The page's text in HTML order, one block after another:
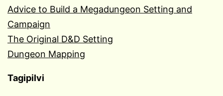
Advice to Build a Megadungeon Setting and
Campaign
The Original D&D Setting
Dungeon Mapping
Tagipilvi